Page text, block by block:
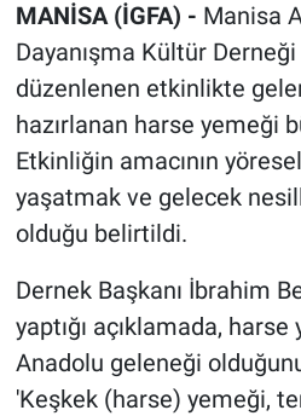
MANİSA (İGFA) - Manisa
Dayanışma Kültür
düzenlenen etkinlikte
hazırlanan harse yemeği
Etkinliğin amacının
yaşatmak ve gelecek
olduğu belirtildi.
Dernek Başkanı İbrahim
yaptığı açıklamada,
Anadolu geleneği
'Keşkek (harse) yemeği,